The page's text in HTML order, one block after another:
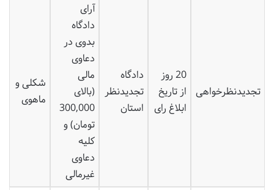
تجدیدنظرخواهی
20 روز
از تاریخ
ابلاغ رای
دادگاه
تجدیدنظر
استان
آرای
دادگاه
بدوی در
دعاوی
مالی
(بالای
300,000
تومان) و
کلیه
دعاوی
غیرمالی
شکلی و
ماهوی